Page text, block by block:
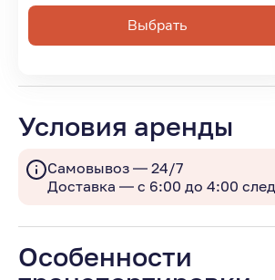
Выбрать
Условия аренды
Самовывоз — 24/7
Доставка — с 6:00 до 4:00
Особенности